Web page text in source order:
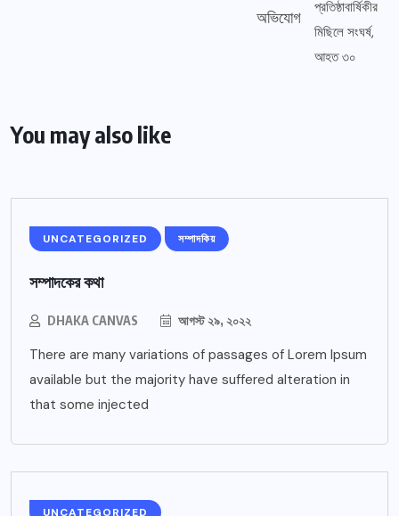
অভিযোগ
You may also like
UNCATEGORIZED সম্পাদকিয়
সম্পাদকের কথা
DHAKA CANVAS আগস্ট ২৯, ২০২২
There are many variations of passages of Lorem Ipsum
available but the majority have suffered alteration in
that some injected
UNCATEGORIZED